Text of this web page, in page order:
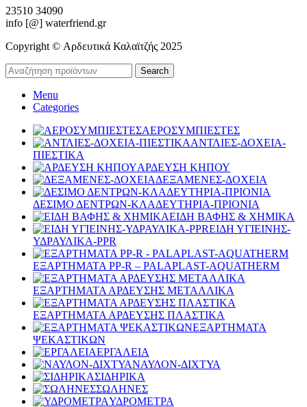
23510 34090
info [@] waterfriend.gr
Copyright © Αρδευτικά Καλαϊτζής 2025
Search
Menu
Categories
ΑΕΡΟΣΥΜΠΙΕΣΤΕΣ
ΑΝΤΛΙΕΣ-ΔΟΧΕΙΑ-
ΠΙΕΣΤΙΚΑ
ΑΡΔΕΥΣΗ ΚΗΠΟΥ
ΔΕΞΑΜΕΝΕΣ-ΔΟΧΕΙΑ
ΔΕΣΙΜΟ ΔΕΝΤΡΩΝ-ΚΛΑΔΕΥΤΗΡΙΑ-ΠΡΙΟΝΙΑ
ΕΙΔΗ ΒΑΦΗΣ & ΧΗΜΙΚΑ
ΕΙΔΗ ΥΓΙΕΙΝΗΣ-
ΥΔΡΑΥΛΙΚΑ-PPR
ΕΞΑΡΤΗΜΑΤΑ PP-R – PALAPLAST-AQUATHERM
ΕΞΑΡΤΗΜΑΤΑ ΑΡΔΕΥΣΗΣ ΜΕΤΑΛΛΙΚΑ
ΕΞΑΡΤΗΜΑΤΑ ΑΡΔΕΥΣΗΣ ΠΛΑΣΤΙΚΑ
ΕΞΑΡΤΗΜΑΤΑ
ΨΕΚΑΣΤΙΚΩΝ
ΕΡΓΑΛΕΙΑ
ΝΑΥΛΟΝ-ΔΙΧΤΥΑ
ΣΙΔΗΡΙΚΑ
ΣΩΛΗΝΕΣ
ΥΔΡΟΜΕΤΡΑ